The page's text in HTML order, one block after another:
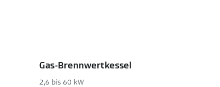
Gas-Brennwertkessel
2,6 bis 60 kW